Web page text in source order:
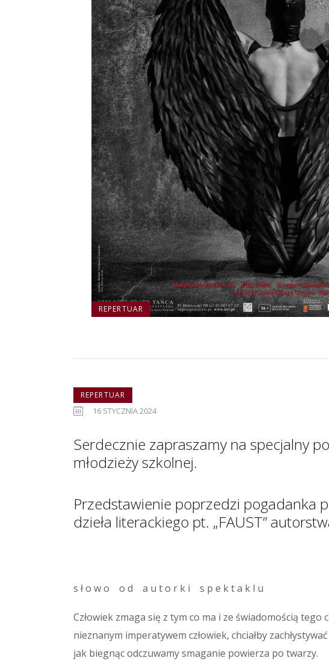
REPERTUAR
REPERTUAR
16 STYCZNIA 2024
Serdecznie zapraszamy na specjalny
młodzieży szkolnej.
Przedstawienie poprzedzi pogadanka
dzieła literackiego pt. „FAUST”
s ł o w o o d a u t o r k i s p e k t a k l u
Człowiek zmaga się z tym co ma i ze świadomością
nieznanym imperatywem człowiek, chciałby
jak biegnąc odczuwamy smaganie powierza po twarzy.